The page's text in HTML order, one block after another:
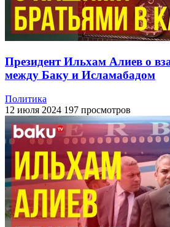
Президент Ильхам Алиев о
между Баку и Исламабадом
Политика
12 июля 2024 197 просмотров